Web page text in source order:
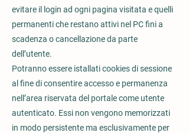
evitare il login ad ogni pagina visitata e quelli
permanenti che restano attivi nel PC fini a
scadenza o cancellazione da parte
dell’utente.
Potranno essere istallati cookies di sessione
al fine di consentire accesso e permanenza
nell’area riservata del portale come utente
autenticato. Essi non vengono memorizzati
in modo persistente ma esclusivamente per